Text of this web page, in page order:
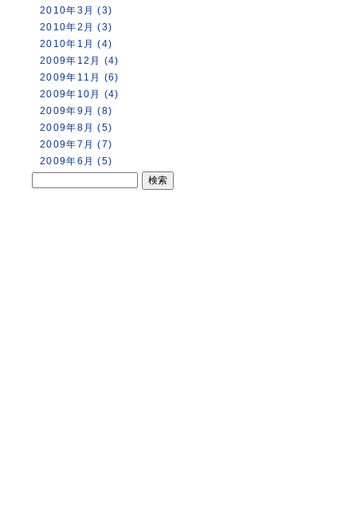
2010年3月 (3)
2010年2月 (3)
2010年1月 (4)
2009年12月 (4)
2009年11月 (6)
2009年10月 (4)
2009年9月 (8)
2009年8月 (5)
2009年7月 (7)
2009年6月 (5)